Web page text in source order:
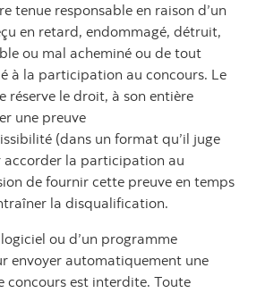
tenue responsable en raison d’un
en retard, endommagé, détruit,
ou mal acheminé ou de tout
à la participation au concours. Le
réserve le droit, à son entière
une preuve
(dans un format qu’il juge
accorder la participation au
de fournir cette preuve en temps
la disqualification.
ou d’un programme
envoyer automatiquement une
concours est interdite. Toute